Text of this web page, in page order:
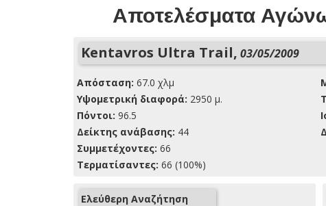
Αποτελέσματα
Kentavros Ultra Trail, 03/05/2009
Απόσταση: 67.0 χλμ
Yψομετρική διαφορά: 2950 μ.
Πόντοι: 96.5
Δείκτης ανάβασης: 44
Συμμετέχοντες: 66
Τερματίσαντες: 66 (100%)
Ελεύθερη Αναζήτηση